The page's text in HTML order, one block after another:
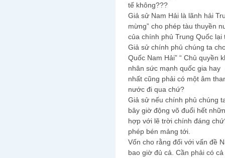
tế không???
Giả sử Nam Hải là lãnh hải
mừng” cho phép tàu thuyền
của chính phủ Trung Quốc lại
Giả sử chính phủ chúng ta
Quốc Nam Hải” “ Chủ quyền
nhân sức mạnh quốc gia
nhất cũng phải có một âm
nước đi qua chứ?
Giả sử nếu chính phủ chúng
bây giờ động võ đuổi hết
hợp với lẽ trời chính đáng
phép bén mảng tới.
Vốn cho rằng đối với vấn đề
bao giờ đủ cả. Cần phải có